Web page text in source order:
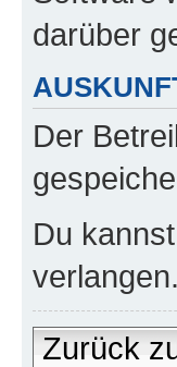
darüber
Der
Du
Zurück